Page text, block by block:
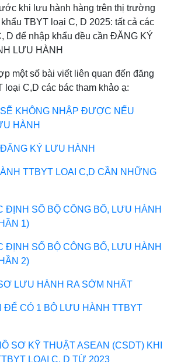
khi lưu hành hàng trên thị trường
TBYT loại C, D 2025: tất cả các
D để nhập khẩu đều cần ĐĂNG KÝ
LƯU HÀNH
một số bài viết liên quan đến đăng
loại C,D các bác tham khảo ạ:
KHÔNG NHẬP ĐƯỢC NẾU
HÀNH
KÝ LƯU HÀNH
TTBYT LOẠI C,D CẦN NHỮNG
ĐỊNH SỐ BỘ CÔNG BỐ, LƯU HÀNH
1)
ĐỊNH SỐ BỘ CÔNG BỐ, LƯU HÀNH
2)
LƯU HÀNH RA SỚM NHẤT
ĐỂ CÓ 1 BỘ LƯU HÀNH TTBYT
SƠ KỸ THUẬT ASEAN (CSDT) KHI
LOẠI C, D TỪ 2023